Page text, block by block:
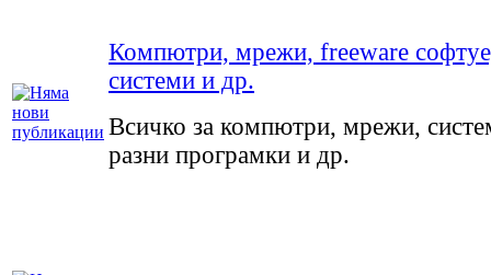
Компютри, мрежи, freeware
системи и др.
Всичко за компютри, мрежи,
разни програмки и др.